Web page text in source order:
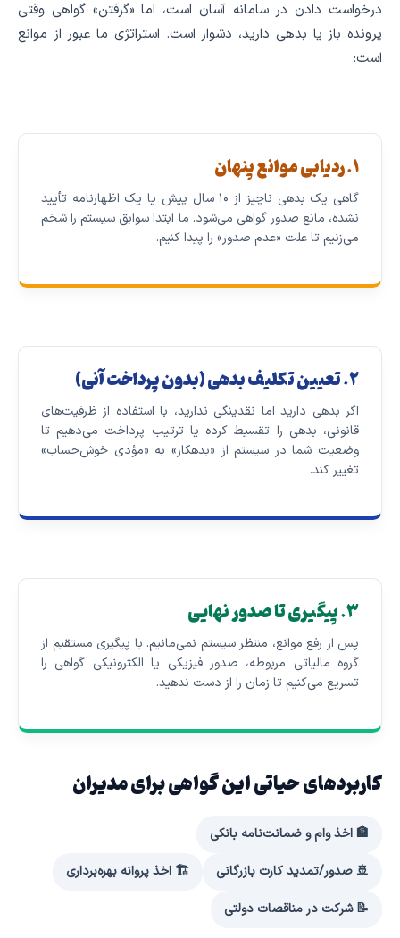
درخواست دادن در سامانه آسان است، اما «گرفتن» گواهی وقتی
پرونده باز یا بدهی دارید، دشوار است. استراتژی ما عبور از موانع
است:
۱. ردیابی موانع پنهان
گاهی یک بدهی ناچیز از ۱۰ سال پیش یا یک اظهارنامه تأیید
نشده، مانع صدور گواهی می‌شود. ما ابتدا سوابق سیستم را شخم
می‌زنیم تا علت «عدم صدور» را پیدا کنیم.
۲. تعیین تکلیف بدهی (بدون پرداخت آنی)
اگر بدهی دارید اما نقدینگی ندارید، با استفاده از ظرفیت‌های
قانونی، بدهی را تقسیط کرده یا ترتیب پرداخت می‌دهیم تا
وضعیت شما در سیستم از «بدهکار» به «مؤدی خوش‌حساب»
تغییر کند.
۳. پیگیری تا صدور نهایی
پس از رفع موانع، منتظر سیستم نمی‌مانیم. با پیگیری مستقیم از
گروه مالیاتی مربوطه، صدور فیزیکی یا الکترونیکی گواهی را
تسریع می‌کنیم تا زمان را از دست ندهید.
کاربردهای حیاتی این گواهی برای مدیران
🏦 اخذ وام و ضمانت‌نامه بانکی
🚢 صدور/تمدید کارت بازرگانی
🏗️ اخذ پروانه بهره‌برداری
📝 شرکت در مناقصات دولتی